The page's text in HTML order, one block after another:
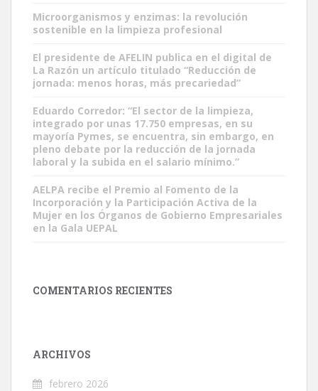
Microorganismos y enzimas: la revolución
sostenible en la limpieza profesional
El presidente de AFELIN publica en el digital de
La Razón un artículo titulado “Reducción de
jornada: menos horas, más precariedad”
Eduardo Corredor: “El sector de la limpieza,
integrado por unas 17.750 empresas, en su
mayoría Pymes, se encuentra, sin embargo, en
pleno debate por la reducción de la jornada
laboral y la subida en el salario mínimo.”
AELPA recibe el Premio al Fomento de la
Incorporación y la Participación Activa de la
Mujer en los Órganos de Gobierno Empresariales
en la Gala UEPAL
COMENTARIOS RECIENTES
ARCHIVOS
febrero 2026